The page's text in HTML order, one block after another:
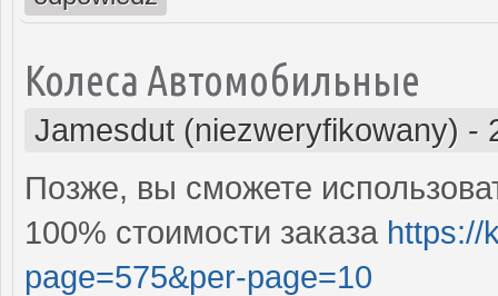
Колеса Автомобильные
Jamesdut (niezweryfikowany) -
Позже, вы сможете
100% стоимости заказа https://
page=575&per-page=10